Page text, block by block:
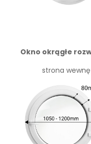
Okno okrągłe
strona